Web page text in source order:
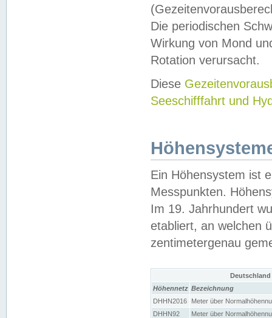
Die periodischen
Wirkung von Mond
Rotation verursacht.
Diese
Seeschifffahrt und
Ein Höhensystem ist
Messpunkten.
Im 19. Jahrhundert
etabliert, an welchen
zentimetergenau
Höhennetz Bezeichnung
DHHN2016
Meter über
DHHN92
Meter über